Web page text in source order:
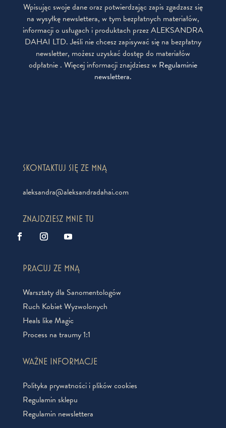
Wpisując swoje dane oraz potwierdzając zapis zgadzasz się
na wysyłkę newslettera, w tym bezpłatnych materiałów,
informacji o usługach i produktach przez ALEKSANDRA
DAHAI LTD. Jeśli nie chcesz zapisywać się na bezpłatny
newsletter, możesz uzyskać dostęp do materiałów
odpłatnie . Więcej informacji znajdziesz w Regulaminie
newslettera.
SKONTAKTUJ SIĘ ZE MNĄ
aleksandra@aleksandradahai.com
ZNAJDZIESZ MNIE TU
PRACUJ ZE MNĄ
Warsztaty dla Sanomentologów
Ruch Kobiet Wyzwolonych
Heals like Magic
Process na traumy 1:1
WAŻNE INFORMACJE
Polityka prywatności i plików cookies
Regulamin sklepu
Regulamin newslettera